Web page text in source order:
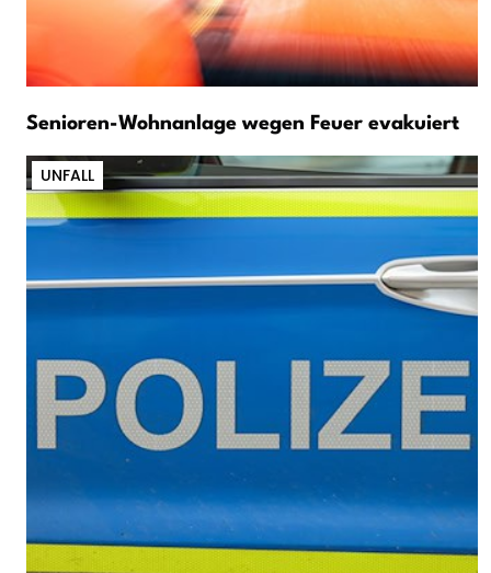
Senioren-Wohnanlage wegen Feuer evakuiert
UNFALL